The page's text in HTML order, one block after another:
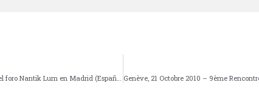
I Encuentro nacional de microfinanzas organizado por el foro Nantik Lum en Madrid (España).